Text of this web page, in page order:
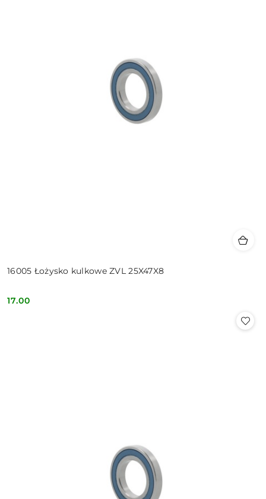
16005 Łożysko kulkowe ZVL 25X47X8
Cena:
17.00